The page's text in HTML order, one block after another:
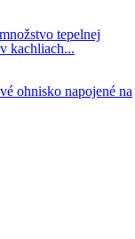
tepelnej
kachliach...
ohnisko napojené na